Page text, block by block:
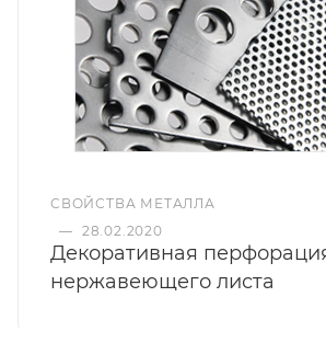
СВОЙСТВА МЕТАЛЛА
— 28.02.2020
Декоративная
нержавеющего листа